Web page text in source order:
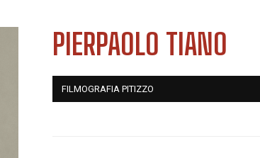
PIERPAOLO TIANO
FILMOGRAFIA PITIZZO